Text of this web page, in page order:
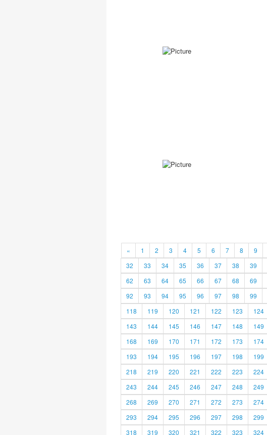
« 1 2 3 4 5 6 7 8 9
32
33 34 35 36 37 38 39
62
63 64 65 66 67 68 69
92
93 94 95 96 97 98 99
118
119 120 121 122 123 124
143
144 145 146 147 148 149
168
169 170 171 172 173 174
193
194 195 196 197 198 199
218
219 220 221 222 223 224
243
244 245 246 247 248 249
268
269 270 271 272 273 274
293
294 295 296 297 298 299
318
319 320 321 322 323 324